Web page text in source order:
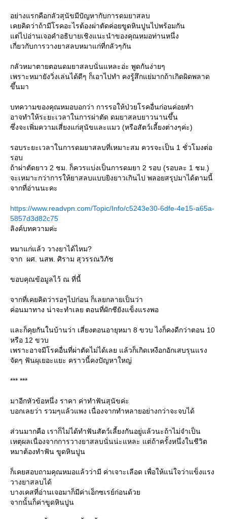
อย่างแรกคือกลัวสุนัขมีปัญหากับการดมยาสลบ
เคยคิดว่าถ้ามีโรคอะไรต้องผ่าตัดค่อยขูดหินปูนไปพร้อมกัน
ต่ไปอ่านเจอคำอธิบายเชิงแนะนำของคุณหมอท่านหนึ่ง
เกี่ยวกับการวางยาสลบหมาแก่ที่กลัวๆกัน
กลัวหมาตายตอนดมยาสลบนั่นแหละอ่ะ พูดกันง่ายๆ
เพราะหมายังวิ่งเล่นได้ดีๆ ก็เอาไปทำ คงรู้สึกแย่มากถ้าเกิดผิดพลาด
ขึ้นมา
บทความของคุณหมอบอกว่า การรอให้ป่วยโรคอื่นก่อนค่อยทำ
อาจทำให้ระยะเวลาในการผ่าตัด ดมยาสลบยาวนานขึ้น
ซึ่งจะเพิ่มความเสี่ยงแก่สุนัขและแมว (หรือสัตว์เลี้ยงต่างๆค่ะ)
รอบระยะเวลาในการดมยาสลบที่เหมาะสม ควรจะเป็น 1 ชั่วโมงต่อ
รอบ
ถ้าผ่าตัดยาว 2 ชม. ก็ควรแบ่งเป็นการดมยา 2 รอบ (รอบละ 1 ชม.)
จะเหมาะกว่าการให้ยาสลบแบบยิงยาวเกินไป พลอยสรุปมาได้ตามนี้
จากที่อ่านนะคะ
https://www.readvpn.com/Topic/Info/c5243e30-6dfe-4e15-a65a-
5857d3d82c75
ลิงค์บทความค่ะ
หมาแก่แล้ว วางยาได้ไหม?
จาก ผศ. นสพ. ศิราม สุวรรณวิภัช
ขอบคุณข้อมูลไว้ ณ ที่นี้
จากที่เคยคิดว่ารอๆไปก่อน ก็เลยกลายเป็นว่า
ค่อนมาทาง น่าจะทำเลย ตอนที่ผักชียังแข็งแรงพอ
ละก็คุยกันในบ้านว่า เสี่ยงตอนอายุหมา 8 ขวบ ไงก็คงดีกว่าตอน 10
หรือ 12 ขวบ
เพราะอาจมีโรคอื่นที่ผ่าตัดไม่ได้เลย แล้วก็เกิดเหงือกอักเสบรุนแรง
จัดๆ ฟันผุเยอะแยะ คราวนี้คงปัญหาใหญ่
*** ***
มาอีกหัวข้อหนึ่ง ราคา ค่าทำฟันสุนัขค่ะ
บอกเลยว่า รวมๆแล้วแพง เนื่องจากทำหลายอย่างกว่าจะจบได้
ส่วนมากคือ เราก็ไม่ได้ทำฟันสัตว์เลี้ยงกันอยู่แล้วนะถ้าไม่จำเป็น
เหตุผลเนื่องจากการวางยาสลบนั่นน่ะแหละ แต่ถ้าครั้งหนึ่งในชีวิต
หมาต้องทำฟัน ขูดหินปูน
ก็เคยสอบถามคุณหมอแล้วว่ามี ค่าเจาะเลือด เพื่อให้แน่ใจว่าแข็งแรง
วางยาสลบได้
บางเคสที่อ่านเจอมาก็มีค่าเอ็กซเรย์ก่อนด้ว
จากนั้นก็ค่าขูดหินปูน